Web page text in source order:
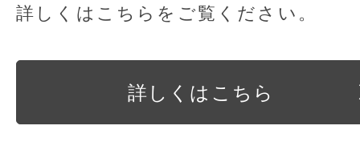
詳しくはこちらをご覧ください。
詳しくはこちら